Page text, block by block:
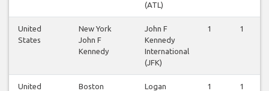
(ATL)
United
States
New York
John F
Kennedy
John F
Kennedy
International
(JFK)
1 1
United
Boston
Logan
1 1